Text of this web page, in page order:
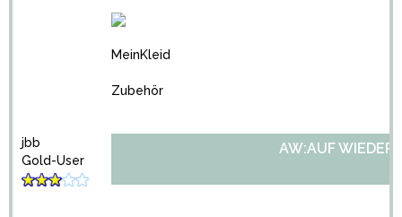
MeinKleid
Zubehör
jbb
Gold-User
AW:AUF